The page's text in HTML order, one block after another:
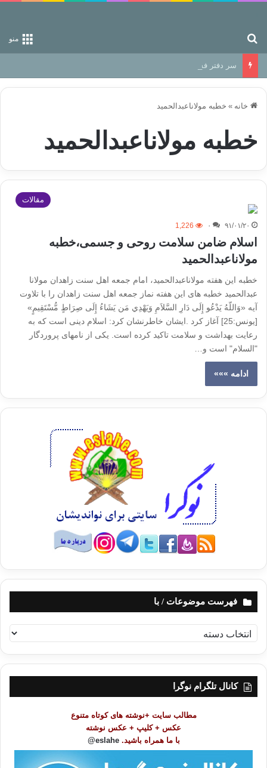
منو
سر دفتر فساد در زمین‌، دوری وکناره‌گیری از راه خداست‌!
خانه » خطبه مولاناعبدالحمید
خطبه مولاناعبدالحمید
مقالات
۹۱/۰۱/۲۰ ۰ 1,226
اسلام ضامن سلامت روحی و جسمی،خطبه
مولاناعبدالحمید
خطبه این هفته مولاناعبدالحمید، امام جمعه اهل سنت زاهدان مولانا
عبدالحمید خطبه های این هفته نماز جمعه اهل سنت زاهدان را با تلاوت
آیه «وَاللّهُ يَدْعُو إِلَى دَارِ السَّلاَمِ وَيَهْدِي مَن يَشَاءُ إِلَى صِرَاطٍ مُّسْتَقِيمٍ»
[یونس:25] آغاز کرد .ایشان خاطرنشان کرد: اسلام دینی است که به
رعایت بهداشت و سلامت تاکید کرده است. یکی از نامهای پروردگار
"السلام" است و…
ادامه »»»
فهرست موضوعات / با
ه
ر
کانال تلگرام نوگرا
مطالب سایت +نوشته های کوتاه متنوع
عکس + کلیپ + عکس نوشته
با ما همراه باشید. eslahe@